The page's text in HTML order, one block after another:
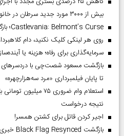
بیش از ۳۰۰۰ مورد جدید سرطان در خانواده بیماران
Castlevania: Belmont’s Curse؛ بازگشت باشکوه شکارچیان خون‌آشام
روی هر لینکی کلیک نکنید، دام
سرمایه‌گذاری برای رفاه؛ هزینه یا
بازگشت مسعود شصت‌چی با دردسر‌های
تا پایان فیلمبرداری «مرد سه‌هزارچهره»
استعلام وام ضروری
نتیجه درخواست
اجیر کردن قاتل برای کشتن همسر!
بازگشت Black Flag Resynced خبری جذاب برای دوستداران بازی